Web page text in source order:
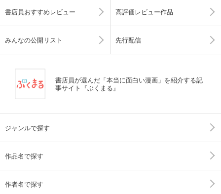
書店員おすすめレビュー 高評価レビュー作品
みんなの公開リスト 先行配信
書店員が選んだ「本当に面白い漫画」を紹介する記
事サイト『ぶくまる』
ジャンルで探す
作品名で探す
作者名で探す